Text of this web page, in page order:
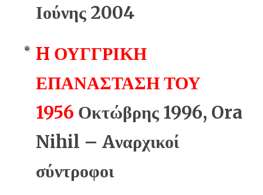
Ιούνης 2004
H ΟΥΓΓΡΙΚΗ
ΕΠΑΝΑΣΤΑΣΗ ΤΟΥ
1956 Οκτώβρης 1996, Ora
Nihil – Aναρχικοί
σύντροφοι